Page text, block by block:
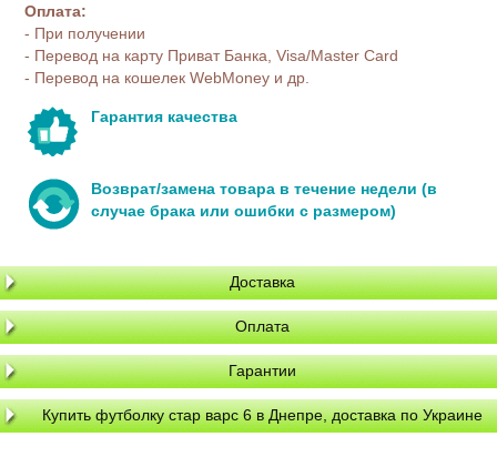
Оплата:
- При получении
- Перевод на карту Приват Банка, Visa/Master Card
- Перевод на кошелек WebMoney и др.
Гарантия качества
Возврат/замена товара в течение недели (в
случае брака или ошибки с размером)
Доставка
Оплата
Гарантии
Купить футболку стар варс 6 в Днепре, доставка по Украине